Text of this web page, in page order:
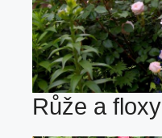
Růže a floxy